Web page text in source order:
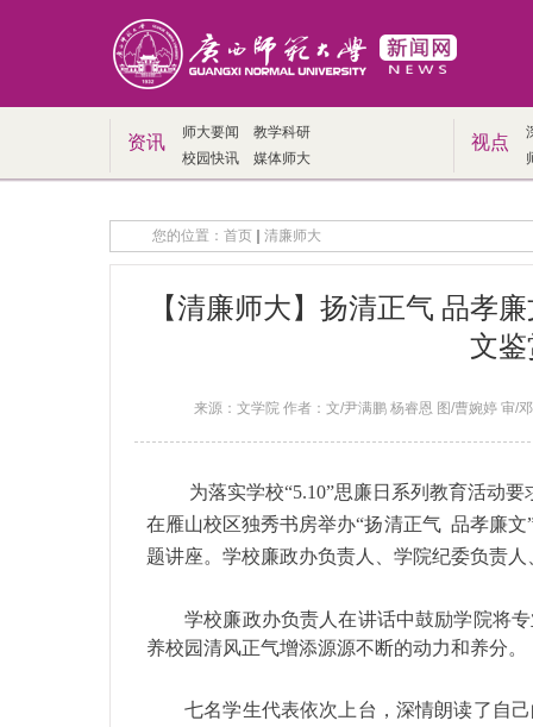
资讯 师大要闻
教学科研
校园快讯
媒体师大
视点
您的位置： 首页 清廉师大
【清廉师大】扬清正气 品孝
文
来源：文学院 作者：文/尹满鹏 杨睿恩 图/曹婉婷 审/
为落实学校“5.10”思廉日系列教育活动
在雁山校区独秀书房举办“扬清正气 品孝廉
题讲座。学校廉政办负责人、学院纪委负责
学校廉政办负责人在讲话中鼓励学院将
养校园清风正气增添源源不断的动力和养分。
七名学生代表依次上台，深情朗读了自